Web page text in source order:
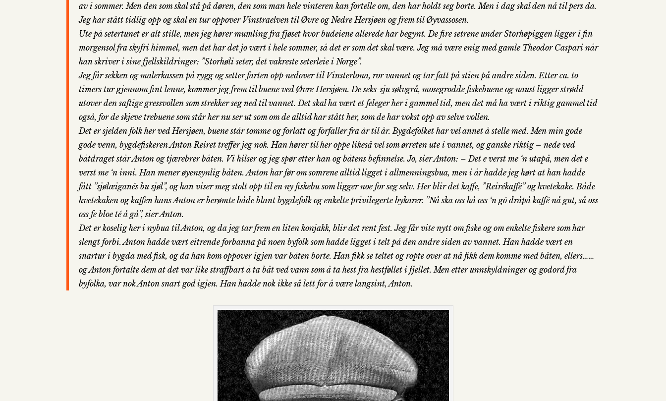
av i sommer. Men den som skal stå på døren, den som man hele vinteren kan fortelle om, den har holdt seg borte. Men i dag skal den nå til pers da.
Jeg har stått tidlig opp og skal en tur oppover Vinstraelven til Øvre og Nedre Hersjøen og frem til Øyvassosen.
Ute på setertunet er alt stille, men jeg hører mumling fra fjøset hvor budeiene allerede har begynt. De fire setrene under Storhøpiggen ligger i fin
morgensol fra skyfri himmel, men det har det jo vært i hele sommer, så det er som det skal være. Jeg må være enig med gamle Theodor Caspari når
han skriver i sine fjellskildringer: ”Storhøli seter, det vakreste seterleie i Norge”.
Jeg får sekken og malerkassen på rygg og setter farten opp nedover til Vinsterlona, ror vannet og tar fatt på stien på andre siden. Etter ca. to
timers tur gjennom fint lenne, kommer jeg frem til buene ved Øvre Hersjøen. De seks-sju sølvgrå, mosegrodde fiskebuene og naust ligger strødd
utover den saftige gressvollen som strekker seg ned til vannet. Det skal ha vært et feleger her i gammel tid, men det må ha vært i riktig gammel tid
også, for de skjeve trebuene som står her nu ser ut som om de alltid har stått her, som de har vokst opp av selve vollen.
Det er sjelden folk her ved Hersjøen, buene står tomme og forlatt og forfaller fra år til år. Bygdefolket har vel annet å stelle med. Men min gode
gode venn, bygdefiskeren Anton Reiret treffer jeg nok. Han hører til her oppe likeså vel som ørreten ute i vannet, og ganske riktig – nede ved
båtdraget står Anton og tjærebrer båten. Vi hilser og jeg spør etter han og båtens befinnelse. Jo, sier Anton: – Det e verst me ‘n utapå, men det e
verst me ‘n inni. Han mener øyensynlig båten. Anton har før om somrene alltid ligget i allmenningsbua, men i år hadde jeg hørt at han hadde
fått ”sjølæiganés bu sjøl”, og han viser meg stolt opp til en ny fiskebu som ligger noe for seg selv. Her blir det kaffe, ”Reirékaffé” og hvetekake. Både
hvetekaken og kaffen hans Anton er berømte både blant bygdefolk og enkelte privilegerte bykarer. ”Nå ska oss hå oss ‘n gó dråpå kaffé nå gut, så oss
oss fe bloe té å gå”, sier Anton.
Det er koselig her i nybua til Anton, og da jeg tar frem en liten konjakk, blir det rent fest. Jeg får vite nytt om fiske og om enkelte fiskere som har
slengt forbi. Anton hadde vært eitrende forbanna på noen byfolk som hadde ligget i telt på den andre siden av vannet. Han hadde vært en
snartur i bygda med fisk, og da han kom oppover igjen var båten borte. Han fikk se teltet og ropte over at nå fikk dem komme med båten, ellers……
og Anton fortalte dem at det var like straffbart å ta båt ved vann som å ta hest fra hestføllet i fjellet. Men etter unnskyldninger og godord fra
byfolka, var nok Anton snart god igjen. Han hadde nok ikke så lett for å være langsint, Anton.